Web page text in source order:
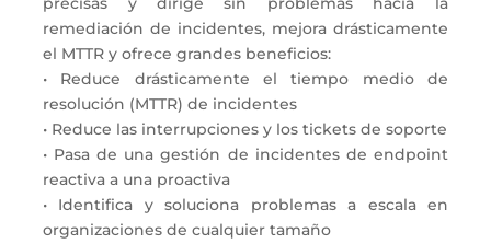
remediación de incidentes, mejora drásticamente
el MTTR y ofrece grandes beneficios:
• Reduce drásticamente el tiempo medio de
resolución (MTTR) de incidentes
• Reduce las interrupciones y los tickets de soporte
• Pasa de una gestión de incidentes de endpoint
reactiva a una proactiva
• Identifica y soluciona problemas a escala en
organizaciones de cualquier tamaño